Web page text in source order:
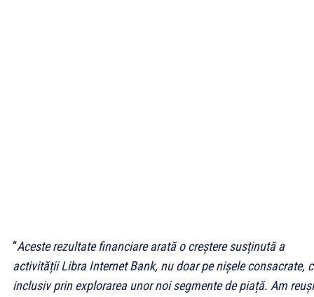
“Aceste rezultate financiare arată o creștere susținută a
activității Libra Internet Bank, nu doar pe nișele consacrate,
inclusiv prin explorarea unor noi segmente de piață. Am